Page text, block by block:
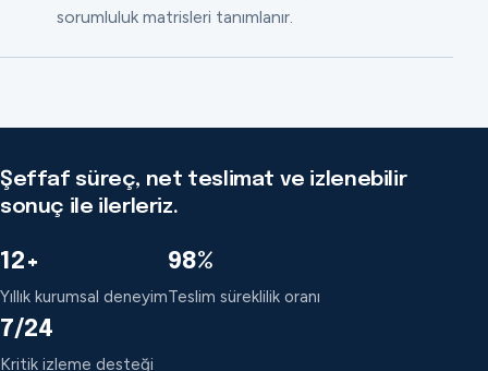
sorumluluk matrisleri tanımlanır.
Şeffaf süreç, net teslimat ve izlenebilir
sonuç ile ilerleriz.
12+
Yıllık kurumsal deneyim
98%
Teslim süreklilik oranı
7/24
Kritik izleme desteği